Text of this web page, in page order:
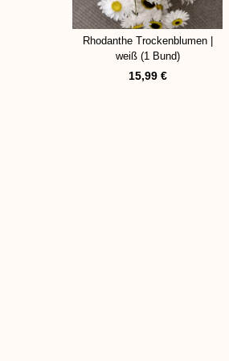
Rhodanthe Trockenblumen |
weiß (1 Bund)
15,99 €